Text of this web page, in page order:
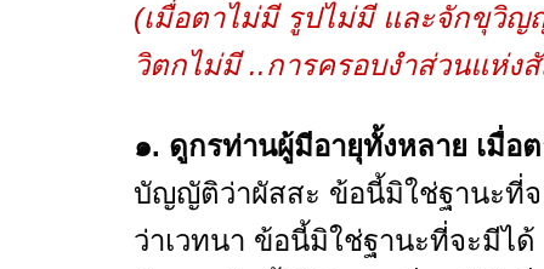
(เมื่อตาไม่มี รูปไม่มี และจักขุวิ
วิตกไม่มี ..การครอบงำส่วนแห่ง
๑. ดูกรท่านผู้มีอายุทั้งหลาย เมื่
บัญญัติว่าผัสสะ ข้อนี้มิใช่ฐานะที่
ว่าเวทนา ข้อนี้มิใช่ฐานะที่จะมีไ